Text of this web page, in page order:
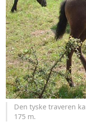
Den tyske traveren
175 m.